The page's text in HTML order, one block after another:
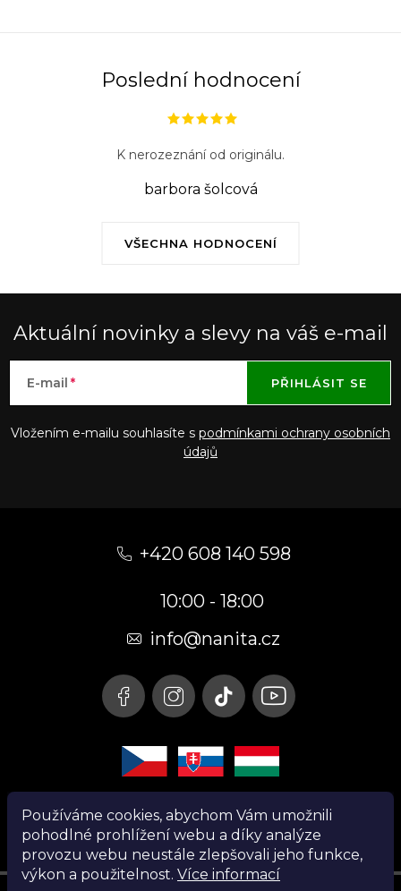
Používáme cookies, abychom Vám umožnili
pohodlné prohlížení webu a díky analýze
provozu webu neustále zlepšovali jeho funkce,
výkon a použitelnost. Více informací
Poslední hodnocení
VŠECHNA HODNOCENÍ
K nerozeznání od originálu.
barbora šolcová
Aktuální novinky a slevy na váš e-mail
E-mail
Vložením e-mailu souhlasíte s podmínkami ochrany osobních
údajů
PŘIHLÁSIT SE
+420 608 140 598
10:00 - 18:00
info@nanita.cz